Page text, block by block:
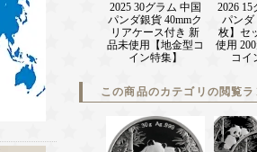
2025 30グラム 中国
パンダ銀貨 40mmク
リアケース付き 新
品未使用【地金型コ
イン特集】
2026
パンダ
枚】セ
使用
コイ
この商品のカテゴリの閲覧